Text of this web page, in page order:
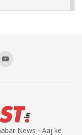
News - Aaj ke